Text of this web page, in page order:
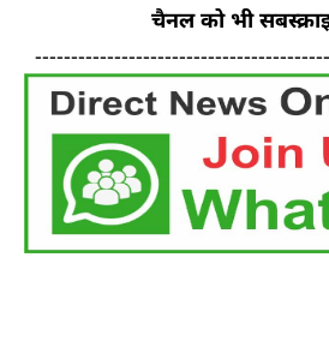
चैनल को भी